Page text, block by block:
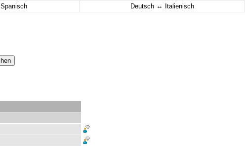
Spanisch Deutsch ↔ Italienisch